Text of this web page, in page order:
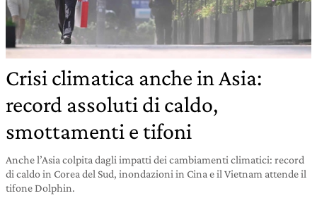
Crisi climatica anche in Asia:
record assoluti di caldo,
smottamenti e tifoni
Anche l’Asia colpita dagli impatti dei cambiamenti climatici: record
di caldo in Corea del Sud, inondazioni in Cina e il Vietnam attende il
tifone Dolphin.